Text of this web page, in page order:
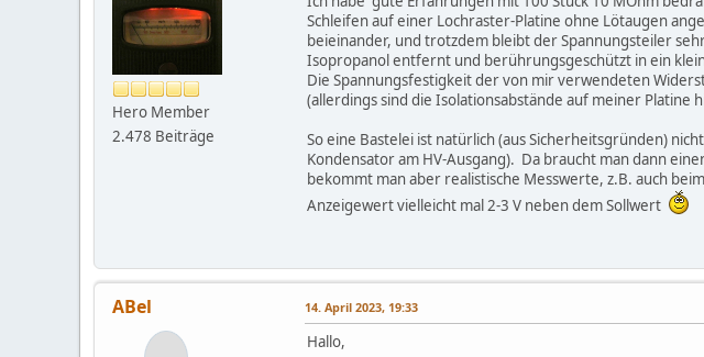
Hero Member
2.478 Beiträge
Schleifen auf einer Lochraster-Platine ohne Lötaugen
beieinander, und trotzdem bleibt der Spannungsteiler
Isopropanol entfernt und berührungsgeschützt in ein
Die Spannungsfestigkeit der von mir verwendeten
(allerdings sind die Isolationsabstände auf meiner Platine
So eine Bastelei ist natürlich (aus Sicherheitsgründen)
Kondensator am HV-Ausgang). Da braucht man dann
bekommt man aber realistische Messwerte, z.B. auch
Anzeigewert vielleicht mal 2-3 V neben dem Sollwert
ABel 14. April 2023, 19:33
Hallo,